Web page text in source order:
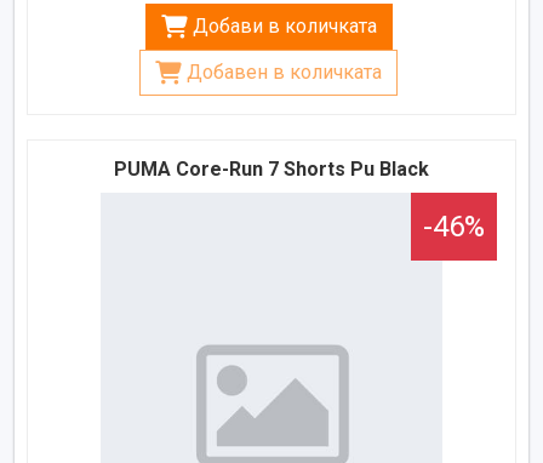
Добави в количката
Добавен в количката
PUMA Core-Run 7 Shorts Pu Black
-46%